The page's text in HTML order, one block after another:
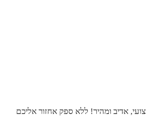
אדיב ומהיר! ללא ספק אחזור אליכם